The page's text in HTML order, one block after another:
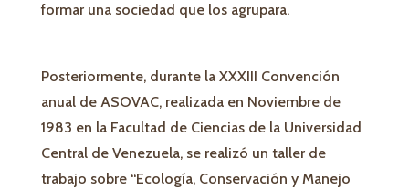
formar una sociedad que los agrupara.
Posteriormente, durante la XXXIII Convención
anual de ASOVAC, realizada en Noviembre de
1983 en la Facultad de Ciencias de la Universidad
Central de Venezuela, se realizó un taller de
trabajo sobre “Ecología, Conservación y Manejo